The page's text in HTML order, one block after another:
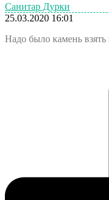
Санитар Дурки
25.03.2020 16:01
Надо было камень